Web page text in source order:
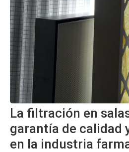
La filtración en
garantía de calidad
en la industria